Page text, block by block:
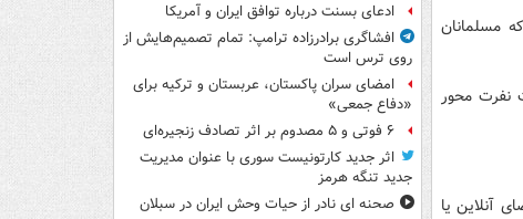
مسلمانان
نفرت محور
آنلاین یا
ادعای بسنت درباره توافق ایران و آمریکا
افشاگری برادرزاده ترامپ: تمام تصمیم‌هایش از
روی ترس است
امضای سران پاکستان، عربستان و ترکیه برای
«دفاع جمعی»
۶ فوتی و ۵ مصدوم بر اثر تصادف زنجیره‌ای
اثر جدید کارتونیست سوری با عنوان مدیریت
جدید تنگه هرمز
صحنه ای نادر از حیات وحش ایران در سبلان